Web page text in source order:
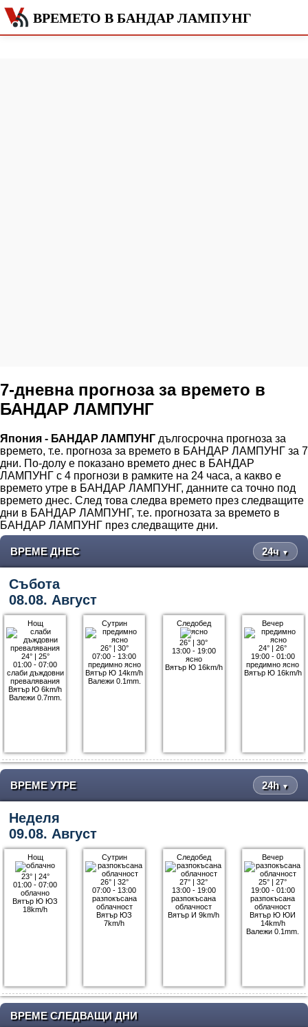
ВРЕМЕТО В БАНДАР ЛАМПУНГ
7-дневна прогноза за времето в
БАНДАР ЛАМПУНГ
Япония - БАНДАР ЛАМПУНГ дългосрочна прогноза за
времето, т.е. прогноза за времето в БАНДАР ЛАМПУНГ за 7
дни. По-долу е показано времето днес в БАНДАР
ЛАМПУНГ с 4 прогнози в рамките на 24 часа, а какво е
времето утре в БАНДАР ЛАМПУНГ, данните са точно под
времето днес. След това следва времето през следващите
дни в БАНДАР ЛАМПУНГ, т.е. прогнозата за времето в
БАНДАР ЛАМПУНГ през следващите дни.
ВРЕМЕ ДНЕС 24ч ▼
Събота
08.08. Август
Нощ
24°| 25°
01:00 - 07:00
слаби дъждовни
превалявания
Вятър Ю 6km/h
Валежи 0.7mm.
Сутрин
26°| 30°
07:00 - 13:00
предимно ясно
Вятър Ю 14km/h
Валежи 0.1mm.
Следобед
26° |30°
13:00 - 19:00
ясно
Вятър Ю 16km/h
Вечер
24° |26°
19:00 - 01:00
предимно ясно
Вятър Ю 16km/h
ВРЕМЕ УТРЕ 24h ▼
Неделя
09.08. Август
Нощ
23°| 24°
01:00 - 07:00
облачно
Вятър Ю ЮЗ
18km/h
Сутрин
26°| 32°
07:00 - 13:00
разпокъсана
облачност
Вятър ЮЗ
7km/h
Следобед
27° |32°
13:00 - 19:00
разпокъсана
облачност
Вятър И 9km/h
Вечер
25° |27°
19:00 - 01:00
разпокъсана
облачност
Вятър Ю ЮИ
14km/h
Валежи 0.1mm.
ВРЕМЕ СЛЕДВАЩИ ДНИ